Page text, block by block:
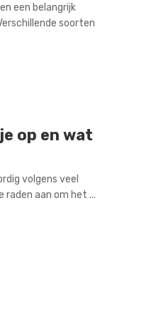
een belangrijk
soorten
op en wat
volgens veel
aan om het ...